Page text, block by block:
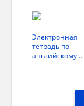
Электронная
тетрадь по
английскому...